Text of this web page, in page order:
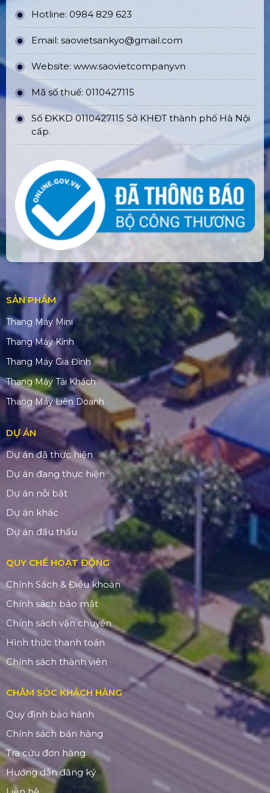
Hotline: 0984 829 623
Email: saovietsankyo@gmail.com
Website: www.saovietcompany.vn
Mã số thuế: 0110427115
Số ĐKKD 0110427115 Sở KHĐT thành phố Hà Nội
cấp.
SẢN PHẨM
Thang Máy Mini
Thang Máy Kính
Thang Máy Gia Đình
Thang Máy Tải Khách
Thang Máy Liên Doanh
DỰ ÁN
Dự án đã thực hiện
Dự án đang thực hiện
Dự án nỗi bật
Dự án khác
Dự án đấu thầu
QUY CHẾ HOẠT ĐỘNG
Chính Sách & Điều khoản
Chính sách bảo mật
Chính sách vận chuyển
Hình thức thanh toán
Chính sách thành viên
CHĂM SÓC KHÁCH HÀNG
Quy định bảo hành
Chính sách bán hàng
Tra cứu đơn hàng
Hướng dẫn đăng ký